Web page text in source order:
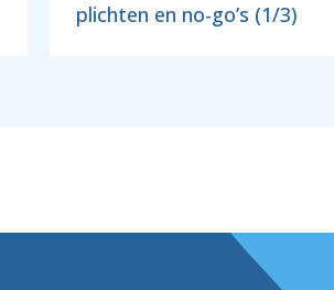
plichten en no-go’s (1/3)